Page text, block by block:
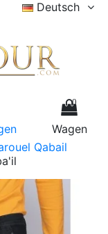
Deutsch
0
Wagen
Qabail